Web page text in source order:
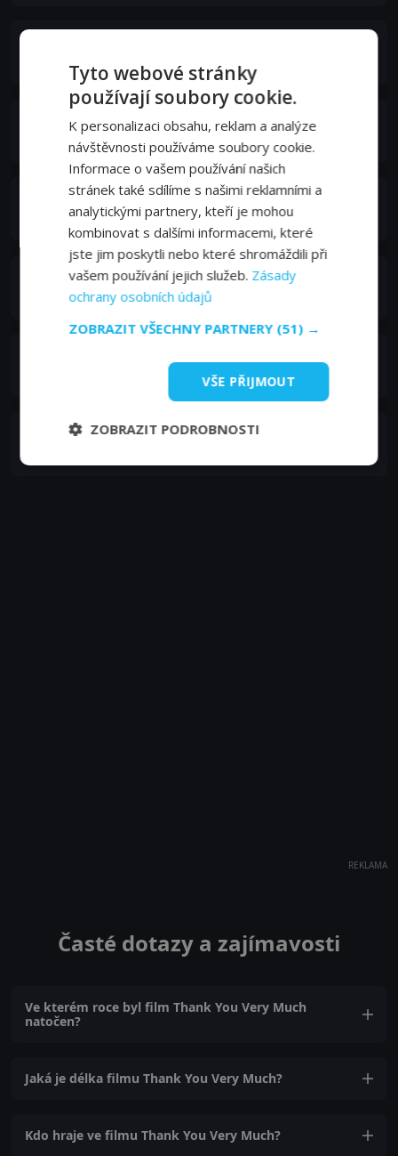
Marilu Henner
Bob Zmuda
Lynne Margulies
Laurie Anderson
REKLAMA
Časté dotazy a zajímavosti
Ve kterém roce byl film Thank You Very Much
natočen?
Jaká je délka filmu Thank You Very Much?
Kdo hraje ve filmu Thank You Very Much?
Tyto webové stránky
používají soubory cookie.
K personalizaci obsahu, reklam a analýze
návštěvnosti používáme soubory cookie.
Informace o vašem používání našich
stránek také sdílíme s našimi reklamními a
analytickými partnery, kteří je mohou
kombinovat s dalšími informacemi, které
jste jim poskytli nebo které shromáždili při
vašem používání jejich služeb. Zásady
ochrany osobních údajů
ZOBRAZIT VŠECHNY PARTNERY (51) →
VŠE PŘIJMOUT
ZOBRAZIT PODROBNOSTI